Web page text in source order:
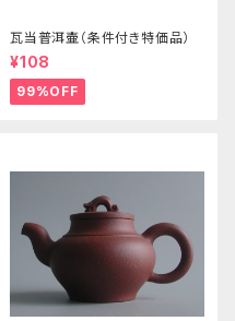
瓦当普洱壷（条件付き特価品）
¥108
99%OFF